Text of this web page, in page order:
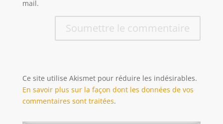
mail.
Soumettre le commentaire
Ce site utilise Akismet pour réduire les indésirables.
En savoir plus sur la façon dont les données de vos
commentaires sont traitées.